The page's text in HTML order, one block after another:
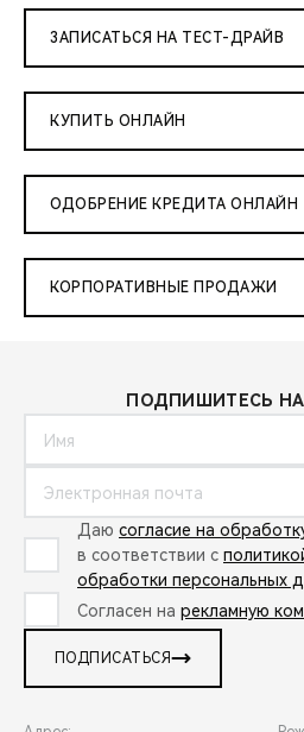
ЗАПИСАТЬСЯ НА ТЕСТ-ДРАЙВ
КУПИТЬ ОНЛАЙН
ОДОБРЕНИЕ КРЕДИТА ОНЛАЙН
КОРПОРАТИВНЫЕ ПРОДАЖИ
ПОДПИШИТЕСЬ
Даю согласие на
в соответствии с
обработки персональных
Согласен на рекламную
ПОДПИСАТЬСЯ